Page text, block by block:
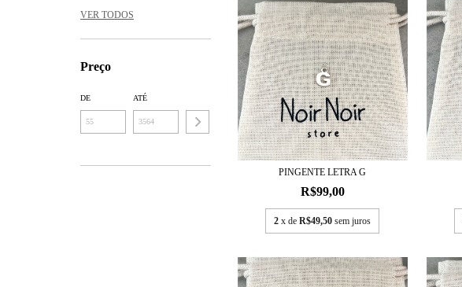
VER TODOS
Preço
DE ATÉ
PINGENTE LETRA G
R$99,00
2 x deR$49,50 sem juros